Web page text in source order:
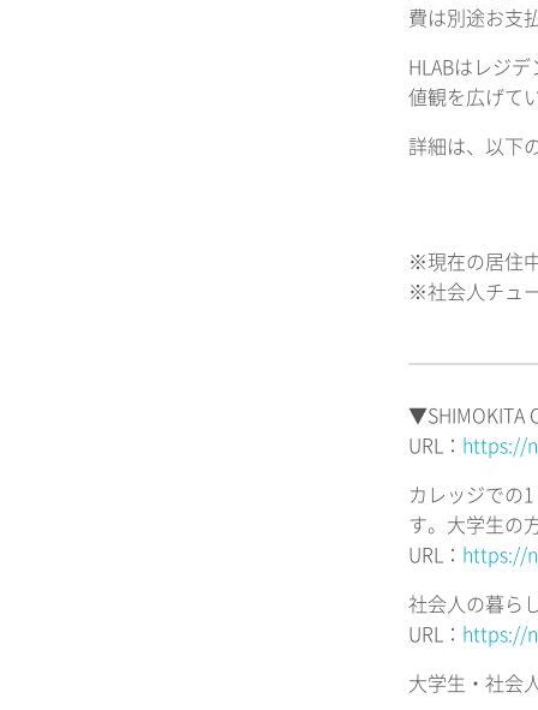
費は別途お支
HLABはレジ
値観を広げて
詳細は、以下
※現在の居住
※社会人チュ
▼SHIMOKITA
URL： https://
カレッジでの
す。大学生の
URL： https://
社会人の暮ら
URL： https://
大学生・社会